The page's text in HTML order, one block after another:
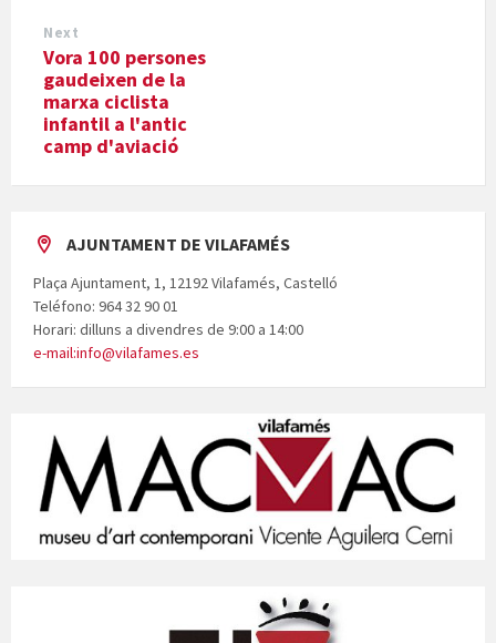
Next
Vora 100 persones
gaudeixen de la
marxa ciclista
infantil a l'antic
camp d'aviació
AJUNTAMENT DE VILAFAMÉS
Plaça Ajuntament, 1, 12192 Vilafamés, Castelló
Teléfono: 964 32 90 01
Horari: dilluns a divendres de 9:00 a 14:00
e-mail:info@vilafames.es